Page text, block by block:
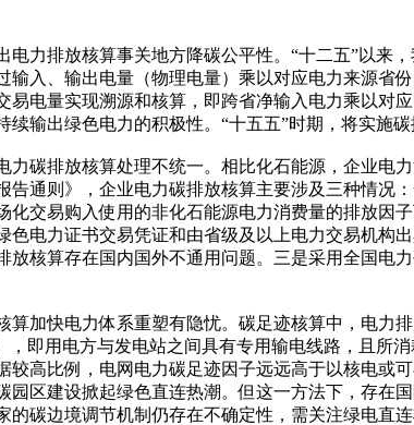
电力排放核算事关地方降碳公平性。“十二五”以来
输入、输出电量（物理电量）乘以对应电力来源省
易电量实现溯源和核算，即跨省净输入电力乘以对
续输出绿色电力的积极性。“十五五”时期，将实施
力碳排放核算处理不统一。相比化石能源，企业电
告通则》，企业电力碳排放核算主要涉及三种情况
化交易购入使用的非化石能源电力消费量的排放因
色电力证书交易凭证和由省级及以上电力交易机构
放核算存在国内国外不通用问题。三是采用全国电
算加快电力体系重塑有隐忧。碳足迹核算中，电力
，即用电方与发电站之间具有专用输电线路，且所
较高比例，电网电力碳足迹因子远远高于以核电或
园区建设掀起绿色直连热潮。但这一方法下，存在
的碳边境调节机制仍存在不确定性，需关注绿电直